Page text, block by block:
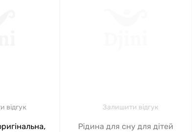
відгук Залишити відгук
Рідина для сну для дітей